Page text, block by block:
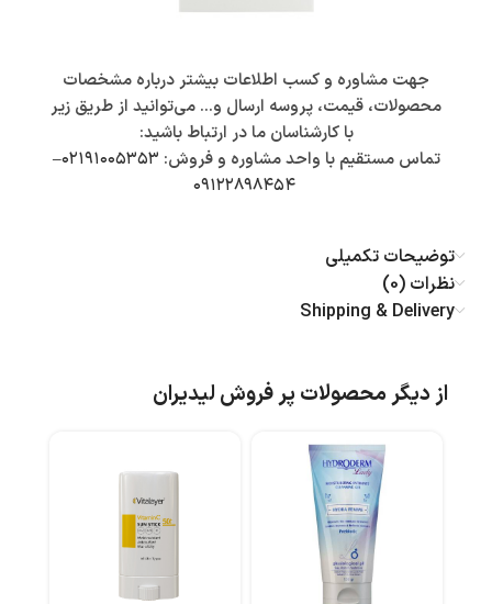
جهت مشاوره و کسب اطلاعات بیشتر درباره مشخصات
محصولات، قیمت، پروسه ارسال و… می‌توانید از طریق زیر
با کارشناسان ما در ارتباط باشید:
تماس مستقیم با واحد مشاوره و فروش: ۰۲۱۹۱۰۰۵۳۵۳–
۰۹۱۲۲۸۹۸۴۵۴
توضیحات تکمیلی
نظرات (0)
Shipping & Delivery
از دیگر محصولات پر فروش لیدیران